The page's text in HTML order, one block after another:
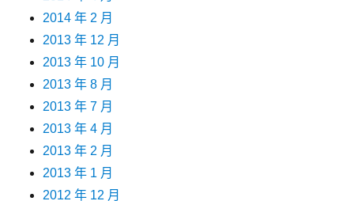
2014 年 2 月
2013 年 12 月
2013 年 10 月
2013 年 8 月
2013 年 7 月
2013 年 4 月
2013 年 2 月
2013 年 1 月
2012 年 12 月